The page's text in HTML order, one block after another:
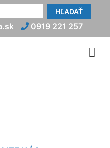
HĽADAŤ
0919 221 257